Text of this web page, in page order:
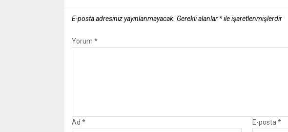
E-posta adresiniz yayınlanmayacak. Gerekli alanlar *ile işaretlenmişlerdir
Yorum *
Ad * E-posta *